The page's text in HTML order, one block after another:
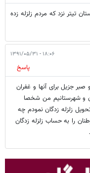
تيتر نزد كه مردم زلزله زده
۱۸:۰۶ - ۱۳۹۱/۰۵/۳۱
پاسخ
جزیل برای آنها و غفران
و شهرستانیم من شخصا
زلزله زدگان نمودم چه
را به حساب زلزله زدگان